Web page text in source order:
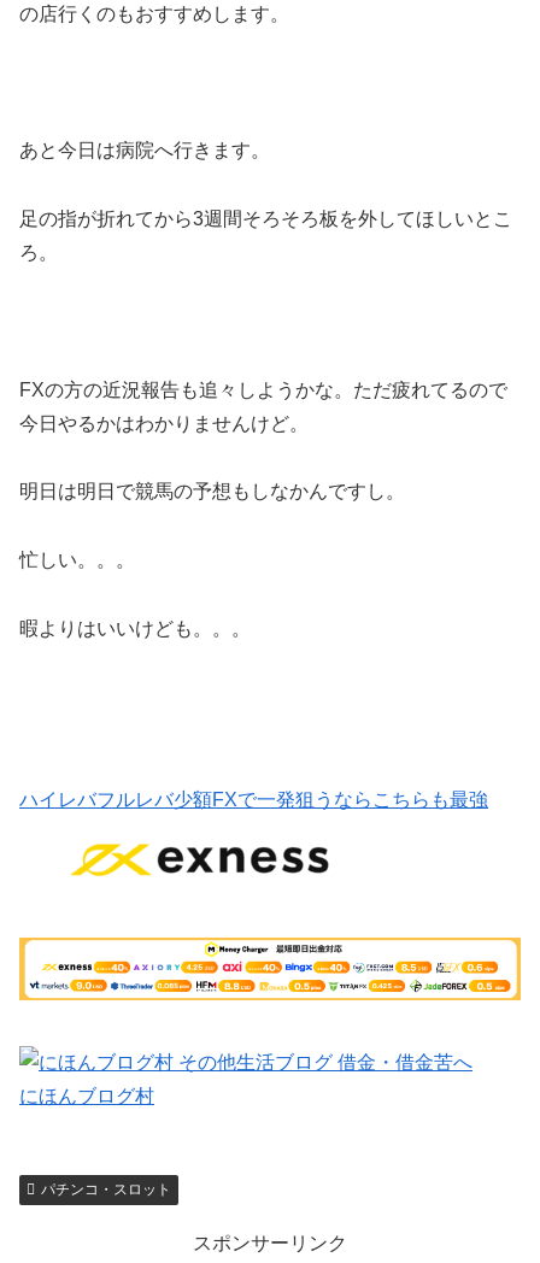
の店行くのもおすすめします。
あと今日は病院へ行きます。
足の指が折れてから3週間そろそろ板を外してほしいとこ
ろ。
FXの方の近況報告も追々しようかな。ただ疲れてるので
今日やるかはわかりませんけど。
明日は明日で競馬の予想もしなかんですし。
忙しい。。。
暇よりはいいけども。。。
ハイレバフルレバ少額FXで一発狙うならこちらも最強
にほんブログ村
パチンコ・スロット
スポンサーリンク